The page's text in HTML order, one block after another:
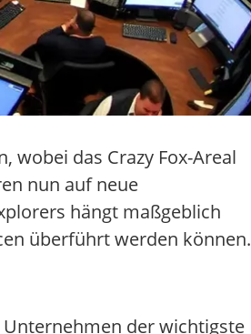
wobei das Crazy Fox-Areal
nun auf neue
hängt maßgeblich
überführt werden können.
Unternehmen der wichtigste